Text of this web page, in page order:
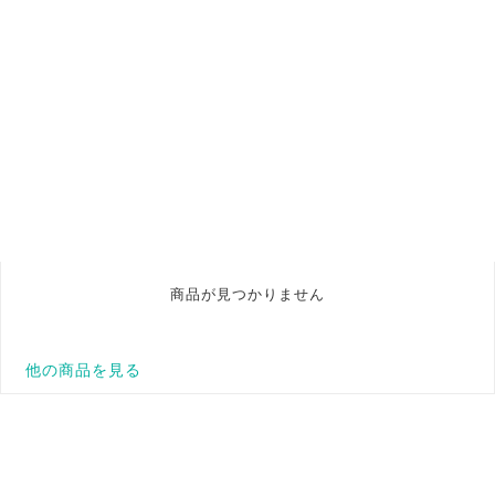
商品が見つかりません
他の商品を見る